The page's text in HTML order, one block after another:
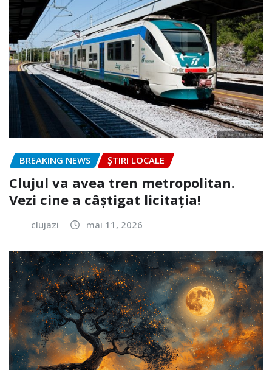
BREAKING NEWS ȘTIRI LOCALE
Clujul va avea tren metropolitan.
Vezi cine a câștigat licitația!
clujazi mai 11, 2026